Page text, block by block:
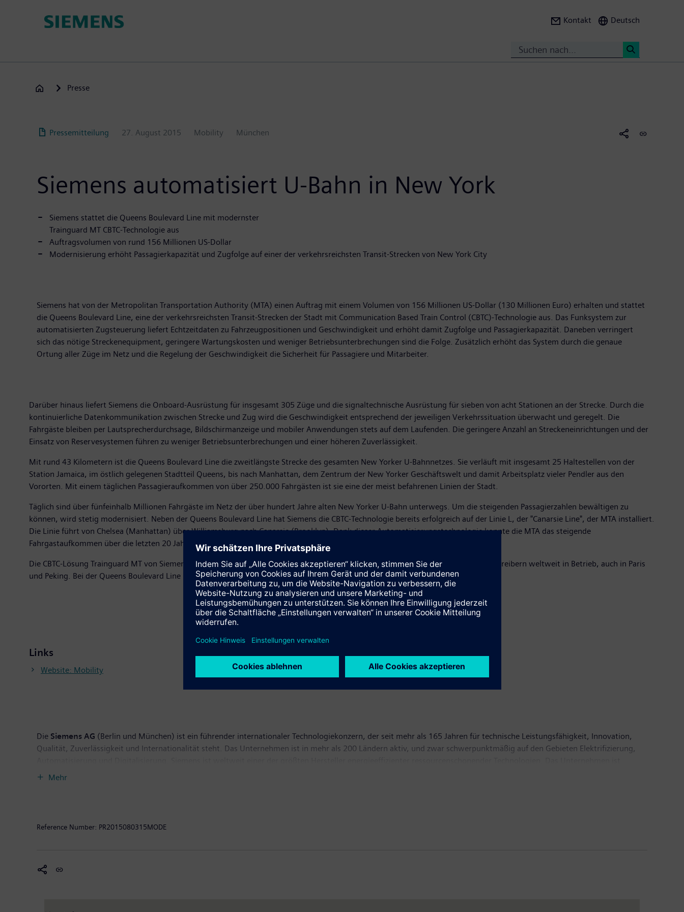
Kontakt Deutsch
Presse
Pressemitteilung 27. August 2015 Mobility München
Siemens automatisiert U-Bahn in New York
Siemens stattet die Queens Boulevard Line mit modernster
Trainguard MT CBTC-Technologie aus
Auftragsvolumen von rund 156 Millionen US-Dollar
Modernisierung erhöht Passagierkapazität und Zugfolge auf einer der verkehrsreichsten Transit-Strecken von New York City
Siemens hat von der Metropolitan Transportation Authority (MTA) einen Auftrag mit einem Volumen von 156 Millionen US-Dollar (130 Millionen Euro) erhalten und stattet
die Queens Boulevard Line, eine der verkehrsreichsten Transit-Strecken der Stadt mit Communication Based Train Control (CBTC)-Technologie aus. Das Funksystem zur
automatisierten Zugsteuerung liefert Echtzeitdaten zu Fahrzeugpositionen und Geschwindigkeit und erhöht damit Zugfolge und Passagierkapazität. Daneben verringert
sich das nötige Streckenequipment, geringere Wartungskosten und weniger Betriebsunterbrechungen sind die Folge. Zusätzlich erhöht das System durch die genaue
Ortung aller Züge im Netz und die Regelung der Geschwindigkeit die Sicherheit für Passagiere und Mitarbeiter.
Darüber hinaus liefert Siemens die Onboard-Ausrüstung für insgesamt 305 Züge und die signaltechnische Ausrüstung für sieben von acht Stationen an der Strecke. Durch die
kontinuierliche Datenkommunikation zwischen Strecke und Zug wird die Geschwindigkeit entsprechend der jeweiligen Verkehrssituation überwacht und geregelt. Die
Fahrgäste bleiben per Lautsprecherdurchsage, Bildschirmanzeige und mobiler Anwendungen stets auf dem Laufenden. Die geringere Anzahl an Streckeneinrichtungen und der
Einsatz von Reservesystemen führen zu weniger Betriebsunterbrechungen und einer höheren Zuverlässigkeit.
Mit rund 43 Kilometern ist die Queens Boulevard Line die zweitlängste Strecke des gesamten New Yorker U-Bahnnetzes. Sie verläuft mit insgesamt 25 Haltestellen von der
Station Jamaica, im östlich gelegenen Stadtteil Queens, bis nach Manhattan, dem Zentrum der New Yorker Geschäftswelt und damit Arbeitsplatz vieler Pendler aus den
Vororten. Mit einem täglichen Passagieraufkommen von über 250.000 Fahrgästen ist sie eine der meist befahrenen Linien der Stadt.
Täglich sind über fünfeinhalb Millionen Fahrgäste im Netz der über hundert Jahre alten New Yorker U-Bahn unterwegs. Um die steigenden Passagierzahlen bewältigen zu
können, wird stetig modernisiert. Neben der Queens Boulevard Line hat Siemens die CBTC-Technologie bereits erfolgreich auf der Linie L, der "Canarsie Line", der MTA installiert.
Die Linie führt von Chelsea (Manhattan) über Williamsburg nach Canarsie (Brooklyn). Dank dieser Automatisierungstechnologie konnte die MTA das steigende
Fahrgastaufkommen über die letzten 20 Jahre nachhaltig in den Griff bekommen.
Die CBTC-Lösung Trainguard MT von Siemens ist heute das meist verbreitete Zugbeeinflussungssystem und bei mehr als 20 Metrobetreibern weltweit in Betrieb, auch in Paris
und Peking. Bei der Queens Boulevard Line handelt es sich um das fünfte CBTC-Projekt von Siemens in den USA.
Links
Website: Mobility
Die Siemens AG (Berlin und München) ist ein führender internationaler Technologiekonzern, der seit mehr als 165 Jahren für technische Leistungsfähigkeit, Innovation,
Qualität, Zuverlässigkeit und Internationalität steht. Das Unternehmen ist in mehr als 200 Ländern aktiv, und zwar schwerpunktmäßig auf den Gebieten Elektrifizierung,
Nummer eins im Offshore-Windanlagenbau, einer der führenden Anbieter von Gas- und Dampfturbinen für die Energieerzeugung sowie von Energieübertragungslösungen,
Mehr
Reference Number: PR2015080315MODE